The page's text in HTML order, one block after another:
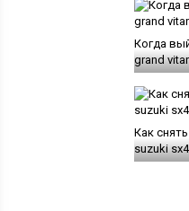
Когда
grand
Как
suzuki sx4